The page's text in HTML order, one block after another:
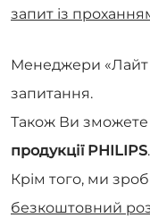
запит із
Менеджери «Лайт
запитання.
Також Ви
продукції PHILIPS.
Крім того, ми
безкоштовний